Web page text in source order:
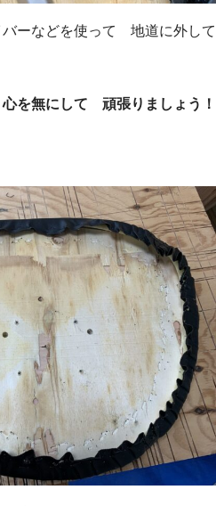
ーなどを使って 地道に外して
を無にして 頑張りましょう！